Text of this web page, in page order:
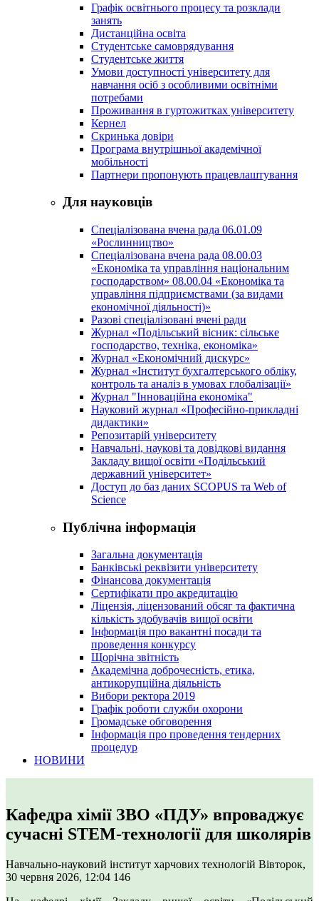
Графік освітнього процесу та розклади
занять
Дистанційна освіта
Студентське самоврядування
Студентське життя
Умови доступності університету для
навчання осіб з особливими освітніми
потребами
Проживання в гуртожитках університету
Кернел
Скринька довіри
Програма внутрішньої академічної
мобільності
Партнери пропонують працевлаштування
Для науковців
Спеціалізована вчена рада 06.01.09
«Рослинництво»
Спеціалізована вчена рада 08.00.03
«Економіка та управління національним
господарством» 08.00.04 «Економіка та
управління підприємствами (за видами
економічної діяльності)»
Разові спеціалізовані вчені ради
Журнал «Подільський вісник: сільське
господарство, техніка, економіка»
Журнал «Економічний дискурс»
Журнал «Інститут бухгалтерського обліку,
контроль та аналіз в умовах глобалізації»
Журнал "Інноваційна економіка"
Науковий журнал «Професійно-прикладні
дидактики»
Репозитарій університету
Навчальні, наукові та довідкові видання
Закладу вищої освіти «Подільський
державний університет»
Доступ до баз даних SCOPUS та Web of
Science
Публічна інформація
Загальна документація
Банківські реквізити університету
Фінансова документація
Сертифікати про акредитацію
Ліцензія, ліцензований обсяг та фактична
кількість здобувачів вищої освіти
Інформація про вакантні посади та
проведення конкурсу
Щорічна звітність
Академічна доброчесність, етика,
антикорупційна діяльність
Вибори ректора 2019
Графік роботи служби охорони
Громадське обговорення
Інформація про проведення тендерних
процедур
НОВИНИ
Кафедра хімії ЗВО «ПДУ» впроваджує
сучасні STEM-технології для школярів
Навчально-науковий інститут харчових технологій Вівторок,
30 червня 2026, 12:04 146